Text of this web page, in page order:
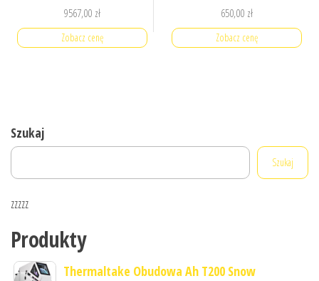
9567,00 zł
Zobacz cenę
650,00 zł
Zobacz cenę
Szukaj
Szukaj
zzzzz
Produkty
Thermaltake Obudowa Ah T200 Snow